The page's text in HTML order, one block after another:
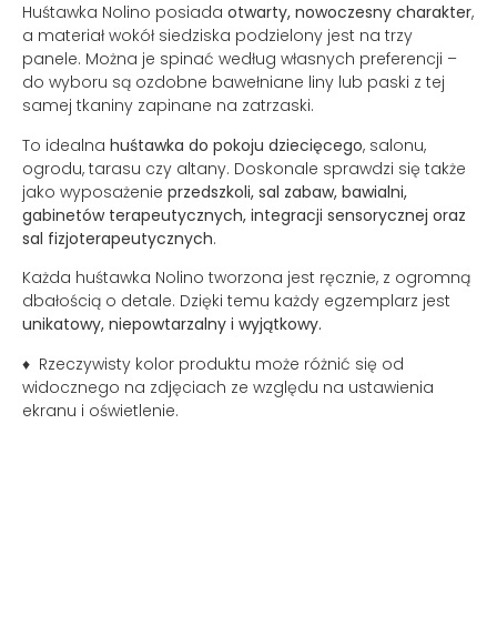
Huśtawka Nolino posiada otwarty, nowoczesny charakter,
a materiał wokół siedziska podzielony jest na trzy
panele. Można je spinać według własnych preferencji –
do wyboru są ozdobne bawełniane liny lub paski z tej
samej tkaniny zapinane na zatrzaski.
To idealna huśtawka do pokoju dziecięcego, salonu,
ogrodu, tarasu czy altany. Doskonale sprawdzi się także
jako wyposażenie przedszkoli, sal zabaw, bawialni,
gabinetów terapeutycznych, integracji sensorycznej oraz
sal fizjoterapeutycznych.
Każda huśtawka Nolino tworzona jest ręcznie, z ogromną
dbałością o detale. Dzięki temu każdy egzemplarz jest
unikatowy, niepowtarzalny i wyjątkowy.
♦ Rzeczywisty kolor produktu może różnić się od
widocznego na zdjęciach ze względu na ustawienia
ekranu i oświetlenie.